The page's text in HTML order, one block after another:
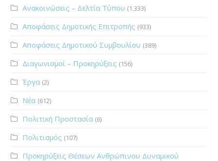
Ανακοινώσεις – Δελτία Τύπου (1.333)
Αποφάσεις Δημοτικής Επιτροπής (933)
Αποφάσεις Δημοτικού Συμβουλίου (389)
Διαγωνισμοί – Προκηρύξεις (156)
Έργα (2)
Νέα (612)
Πολιτική Προστασία (6)
Πολιτισμός (107)
Προκηρύξεις Θέσεων Ανθρώπινου Δυναμικού